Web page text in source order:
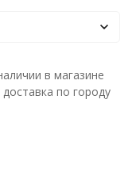
в магазине
по городу